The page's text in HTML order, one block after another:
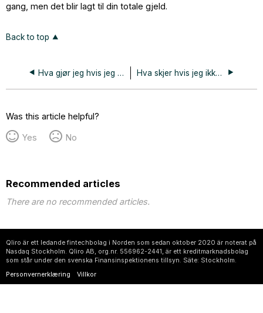
gang, men det blir lagt til din totale gjeld.
Back to top
Hva gjør jeg hvis jeg har betalt for mye på månedsfakturaen min? Hva skjer hvis jeg ikke betaler inn til min månedsfaktura?
Was this article helpful?
Yes No
Recommended articles
There are no recommended articles.
Qliro är ett ledande fintechbolag i Norden som sedan oktober 2020 är noterat på
Nasdaq Stockholm. Qliro AB, org.nr. 556962-2441, är ett kreditmarknadsbolag
som står under den svenska Finansinspektionens tillsyn. Säte: Stockholm.
Personvernerklæring
Villkor